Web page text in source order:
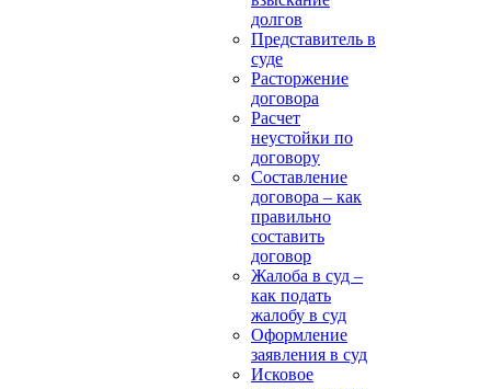
долгов
Представитель в
суде
Расторжение
договора
Расчет
неустойки по
договору
Составление
договора – как
правильно
составить
договор
Жалоба в суд –
как подать
жалобу в суд
Оформление
заявления в суд
Исковое